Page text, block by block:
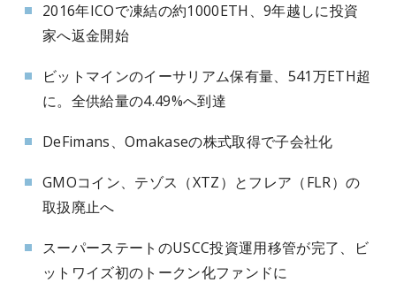
2016年ICOで凍結の約1000ETH、9年越しに投資
家へ返金開始
ビットマインのイーサリアム保有量、541万ETH超
に。全供給量の4.49%へ到達
DeFimans、Omakaseの株式取得で子会社化
GMOコイン、テゾス（XTZ）とフレア（FLR）の
取扱廃止へ
スーパーステートのUSCC投資運用移管が完了、ビ
ットワイズ初のトークン化ファンドに